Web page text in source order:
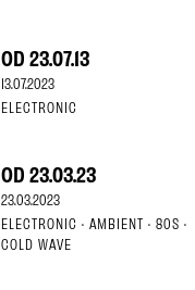
OD 23.07.13
13.07.2023
ELECTRONIC
OD 23.03.23
23.03.2023
ELECTRONIC · AMBIENT · 80S ·
COLD WAVE